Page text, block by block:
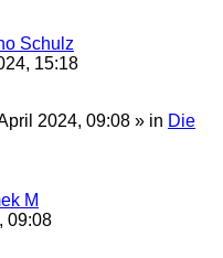
Schulz
15:18
2024, 09:08 » in Die
M
09:08